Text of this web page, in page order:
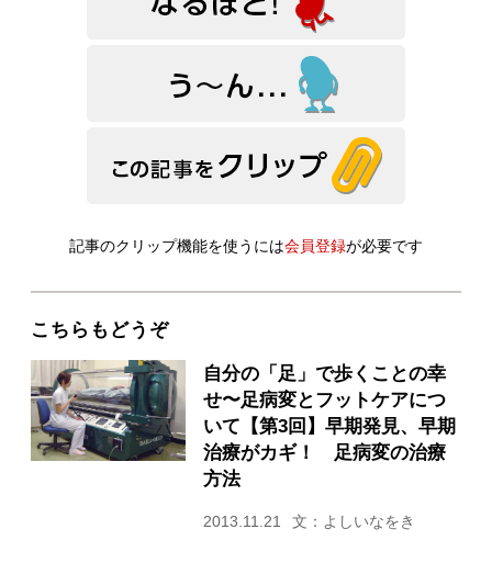
記事のクリップ機能を使うには会員登録が必要です
こちらもどうぞ
自分の「足」で歩くことの幸
せ〜足病変とフットケアにつ
いて【第3回】早期発見、早期
治療がカギ！ 足病変の治療
方法
2013.11.21 文：よしいなをき